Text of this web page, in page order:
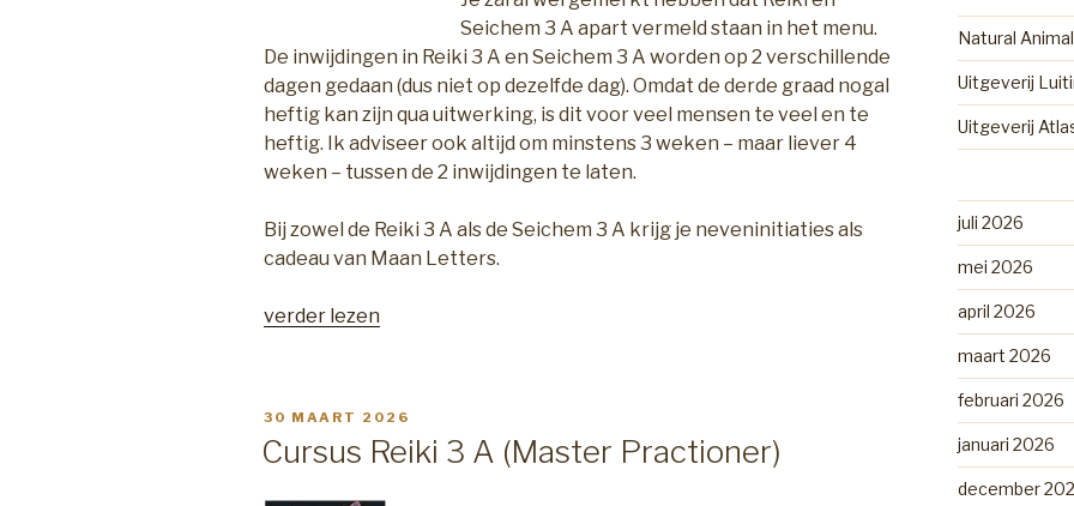
Seichem 3 A apart vermeld staan in het menu.
De inwijdingen in Reiki 3 A en Seichem 3 A worden op 2 verschillende
dagen gedaan (dus niet op dezelfde dag). Omdat de derde graad nogal
heftig kan zijn qua uitwerking, is dit voor veel mensen te veel en te
heftig. Ik adviseer ook altijd om minstens 3 weken – maar liever 4
weken – tussen de 2 inwijdingen te laten.
Bij zowel de Reiki 3 A als de Seichem 3 A krijg je neveninitiaties als
cadeau van Maan Letters.
“Cursus
verder lezen
GEPLAATST
30 MAART 2026
Cursus Reiki 3 A (Master Practioner)
Natural
Uitgeverij
Uitgeverij
juli 2026
mei 2026
april 2026
maart 2026
februari 2026
januari 2026
december